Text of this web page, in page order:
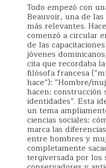
Todo empezó con
Beauvoir, una de
más relevantes.
comenzó a circular
de las
jóvenes
cita que recordaba
filósofa francesa
hace”): “Hombre/
hacen: construcción
identidades”. Esta
un tema
ciencias sociales:
marca las
entre hombres y
completamente
tergiversada por los